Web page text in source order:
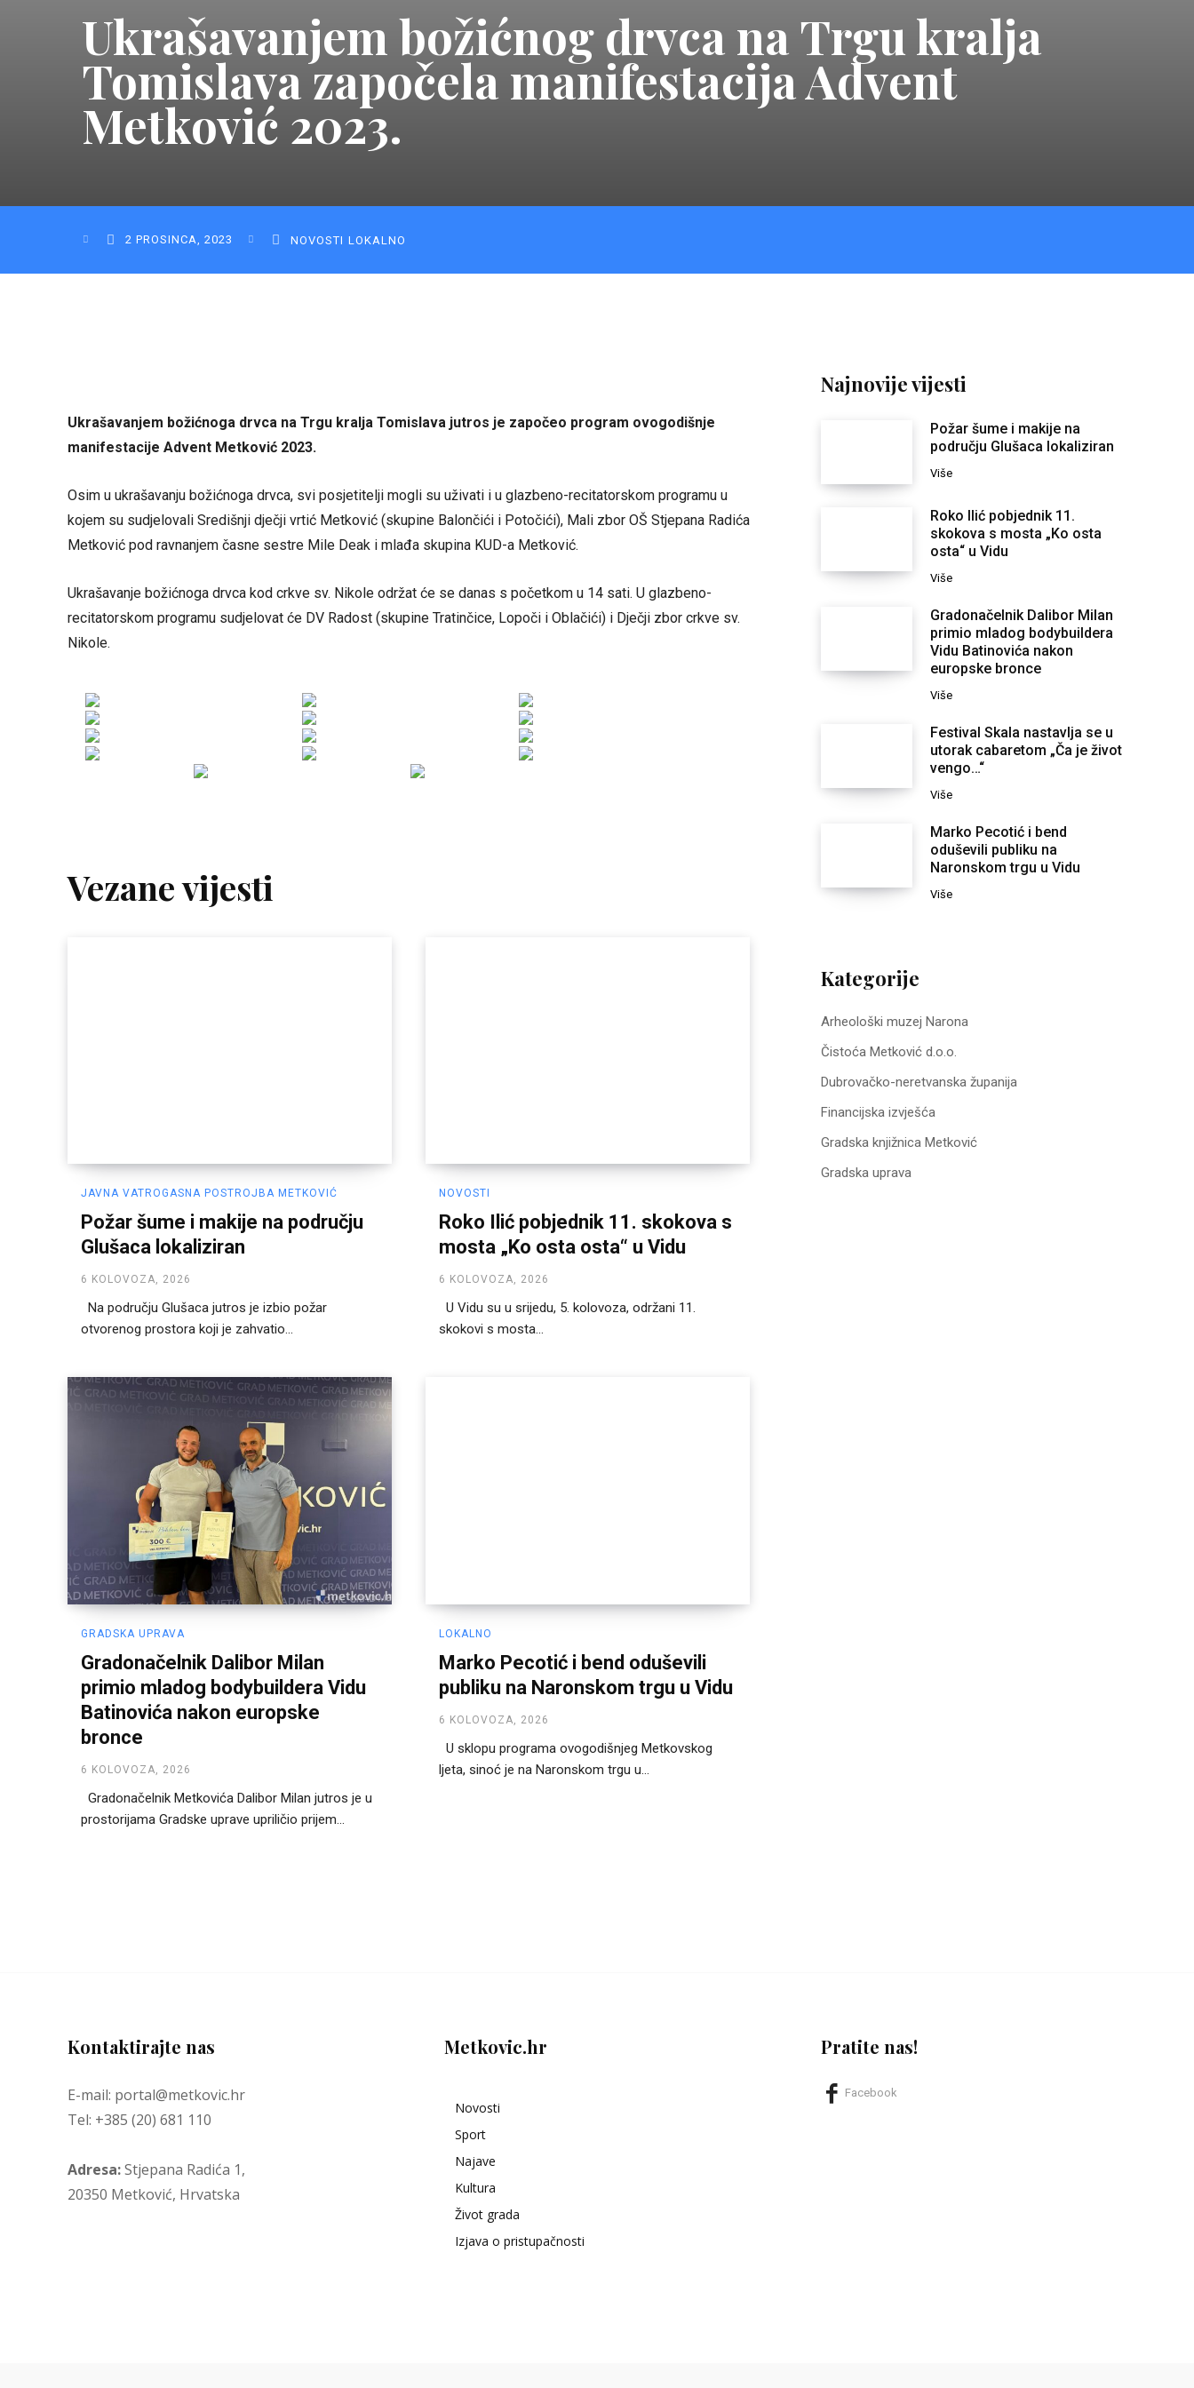
Ukrašavanjem božićnog drvca na Trgu kralja
Tomislava započela manifestacija Advent
Metković 2023.
2 PROSINCA, 2023 NOVOSTI LOKALNO
Ukrašavanjem božićnoga drvca na Trgu kralja Tomislava jutros je započeo program ovogodišnje
manifestacije Advent Metković 2023.
Osim u ukrašavanju božićnoga drvca, svi posjetitelji mogli su uživati i u glazbeno-recitatorskom programu u
kojem su sudjelovali Središnji dječji vrtić Metković (skupine Balončići i Potočići), Mali zbor OŠ Stjepana Radića
Metković pod ravnanjem časne sestre Mile Deak i mlađa skupina KUD-a Metković.
Ukrašavanje božićnoga drvca kod crkve sv. Nikole održat će se danas s početkom u 14 sati. U glazbeno-
recitatorskom programu sudjelovat će DV Radost (skupine Tratinčice, Lopoči i Oblačići) i Dječji zbor crkve sv.
Nikole.
Vezane vijesti
JAVNA VATROGASNA POSTROJBA METKOVIĆ
Požar šume i makije na području
Glušaca lokaliziran
6 KOLOVOZA, 2026
Na području Glušaca jutros je izbio požar
otvorenog prostora koji je zahvatio...
NOVOSTI
Roko Ilić pobjednik 11. skokova s
mosta „Ko osta osta“ u Vidu
6 KOLOVOZA, 2026
U Vidu su u srijedu, 5. kolovoza, održani 11.
skokovi s mosta...
GRADSKA UPRAVA
Gradonačelnik Dalibor Milan
primio mladog bodybuildera Vidu
Batinovića nakon europske
bronce
6 KOLOVOZA, 2026
Gradonačelnik Metkovića Dalibor Milan jutros je u
prostorijama Gradske uprave upriličio prijem...
LOKALNO
Marko Pecotić i bend oduševili
publiku na Naronskom trgu u Vidu
6 KOLOVOZA, 2026
U sklopu programa ovogodišnjeg Metkovskog
ljeta, sinoć je na Naronskom trgu u...
Najnovije vijesti
Požar šume i makije na
području Glušaca lokaliziran
Više
Roko Ilić pobjednik 11.
skokova s mosta „Ko osta
osta“ u Vidu
Više
Gradonačelnik Dalibor Milan
primio mladog bodybuildera
Vidu Batinovića nakon
europske bronce
Više
Festival Skala nastavlja se u
utorak cabaretom „Ča je život
vengo…“
Više
Marko Pecotić i bend
oduševili publiku na
Naronskom trgu u Vidu
Više
Kategorije
Arheološki muzej Narona
Čistoća Metković d.o.o.
Dubrovačko-neretvanska županija
Financijska izvješća
Gradska knjižnica Metković
Gradska uprava
Kontaktirajte nas
E-mail: portal@metkovic.hr
Tel: +385 (20) 681 110
Adresa:Stjepana Radića 1,
20350 Metković, Hrvatska
Metkovic.hr
Novosti
Sport
Najave
Kultura
Život grada
Izjava o pristupačnosti
Pratite nas!
Facebook